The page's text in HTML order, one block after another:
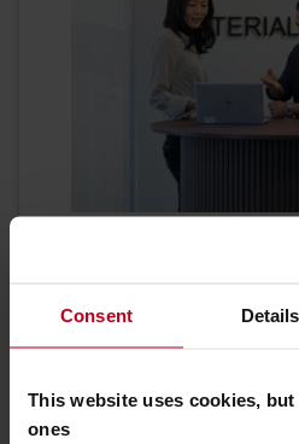
Consent Details
This website uses cookies,
ones
Miben
Raktár u. 8-Halton